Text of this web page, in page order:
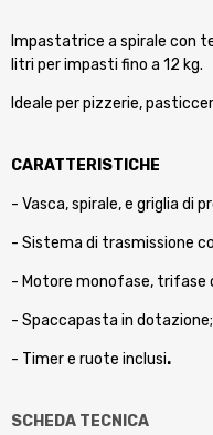
Impastatrice a spirale con
litri per impasti fino a 12 kg.
Ideale per pizzerie,
CARATTERISTICHE
- Vasca, spirale, e griglia di
- Sistema di trasmissione
- Motore monofase, trifase
- Spaccapasta in dotazione;
- Timer e ruote inclusi.
SCHEDA TECNICA